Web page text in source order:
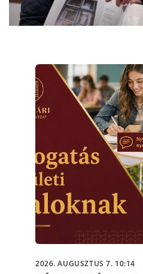
2026. AUGUSZTUS 7. 10:14